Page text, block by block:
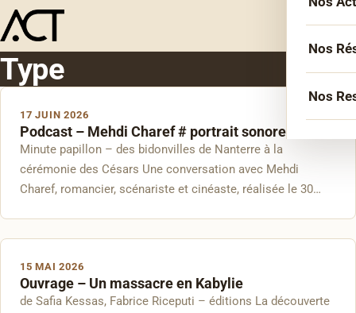
Nos
Nos
Type
17 JUIN 2026
Podcast – Mehdi Charef # portrait sonore
Minute papillon – des bidonvilles de Nanterre à la
cérémonie des Césars Une conversation avec Mehdi
Charef, romancier, scénariste et cinéaste, réalisée le 30…
15 MAI 2026
Ouvrage – Un massacre en Kabylie
de Safia Kessas, Fabrice Riceputi – éditions La découverte